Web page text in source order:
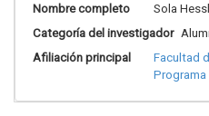
Nombre completo
Sola
Categoría del investigador
Afiliación principal
Facultad
Programa